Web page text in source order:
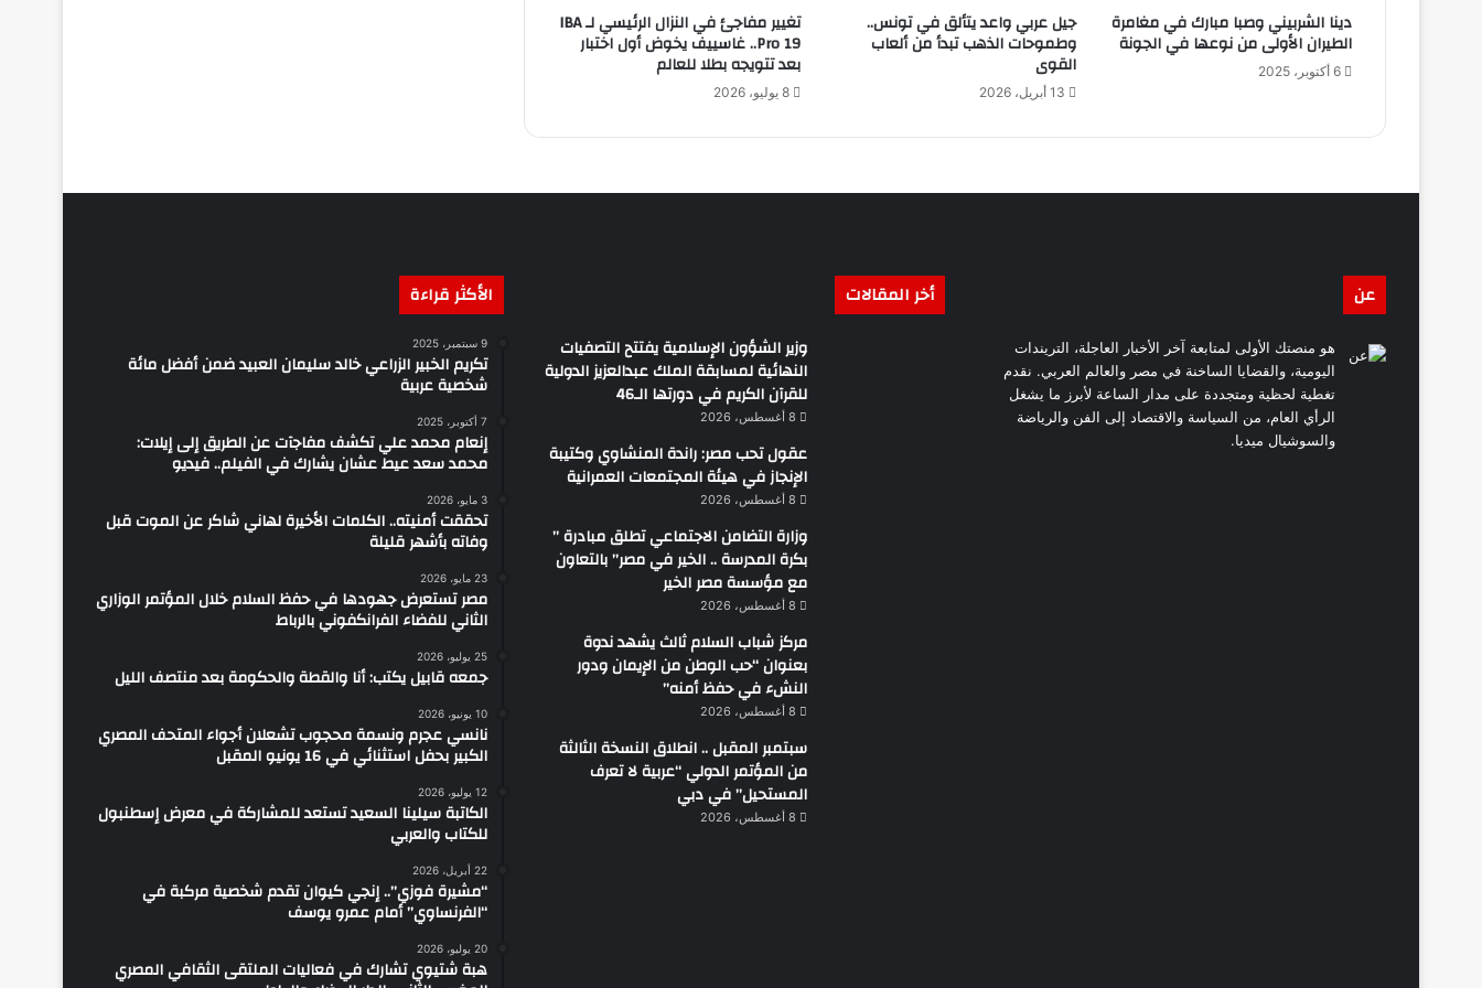
دينا الشربيني وصبا مبارك في مغامرة
الطيران الأولى من نوعها في الجونة
6 أكتوبر، 2025
جيل عربي واعد يتألق في تونس..
وطموحات الذهب تبدأ من ألعاب
القوى
13 أبريل، 2026
تغيير مفاجئ في النزال الرئيسي لـ IBA
Pro 19.. غاسييف يخوض أول اختبار
بعد تتويجه بطلا للعالم
8 يوليو، 2026
عن
هو منصتك الأولى لمتابعة آخر الأخبار العاجلة، التريندات
اليومية، والقضايا الساخنة في مصر والعالم العربي. نقدم
تغطية لحظية ومتجددة على مدار الساعة لأبرز ما يشغل
الرأي العام، من السياسة والاقتصاد إلى الفن والرياضة
والسوشيال ميديا.
أخر المقالات
وزير الشؤون الإسلامية يفتتح التصفيات
النهائية لمسابقة الملك عبدالعزيز الدولية
للقرآن الكريم في دورتها الـ46
8 أغسطس، 2026
عقول تحب مصر: راندة المنشاوي وكتيبة
الإنجاز في هيئة المجتمعات العمرانية
8 أغسطس، 2026
وزارة التضامن الاجتماعي تطلق مبادرة ”
بكرة المدرسة .. الخير في مصر” بالتعاون
مع مؤسسة مصر الخير
8 أغسطس، 2026
مركز شباب السلام ثالث يشهد ندوة
بعنوان “حب الوطن من الإيمان ودور
النشء في حفظ أمنه”
8 أغسطس، 2026
سبتمبر المقبل .. انطلاق النسخة الثالثة
من المؤتمر الدولي “عربية لا تعرف
المستحيل” في دبي
8 أغسطس، 2026
الأكثر قراءة
9 سبتمبر، 2025
تكريم الخبير الزراعي خالد سليمان العبيد ضمن أفضل مائة
شخصية عربية
7 أكتوبر، 2025
إنعام محمد علي تكشف مفاجآت عن الطريق إلى إيلات:
محمد سعد عيط عشان يشارك في الفيلم.. فيديو
3 مايو، 2026
تحققت أمنيته.. الكلمات الأخيرة لهاني شاكر عن الموت قبل
وفاته بأشهر قليلة
23 مايو، 2026
مصر تستعرض جهودها في حفظ السلام خلال المؤتمر الوزاري
الثاني للفضاء الفرانكفوني بالرباط
25 يوليو، 2026
جمعه قابيل يكتب: أنا والقطة والحكومة بعد منتصف الليل
10 يونيو، 2026
نانسي عجرم ونسمة محجوب تشعلان أجواء المتحف المصري
الكبير بحفل استثنائي في 16 يونيو المقبل
12 يوليو، 2026
الكاتبة سيلينا السعيد تستعد للمشاركة في معرض إسطنبول
للكتاب والعربي
22 أبريل، 2026
“مشيرة فوزي”.. إنجي كيوان تقدم شخصية مركبة في
“الفرنساوي” أمام عمرو يوسف
20 يوليو، 2026
هبة شتيوي تشارك في فعاليات الملتقى الثقافي المصري